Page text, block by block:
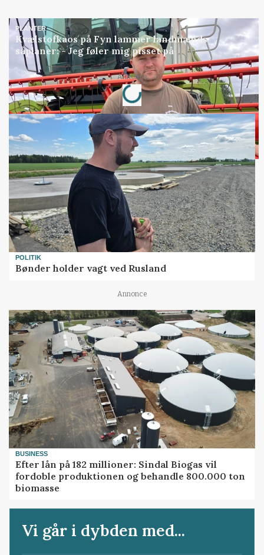
PLANTER
Kvælstofkaos på Fyn lammer landmænds
såplaner: - Jeg føler mig pisset på
Annonce
Loading...
POLITIK
Bønder holder vagt ved Rusland
Annonce
BUSINESS
Efter lån på 182 millioner: Sindal Biogas vil
fordoble produktionen og behandle 800.000 ton
biomasse
Vi går i dybden med...